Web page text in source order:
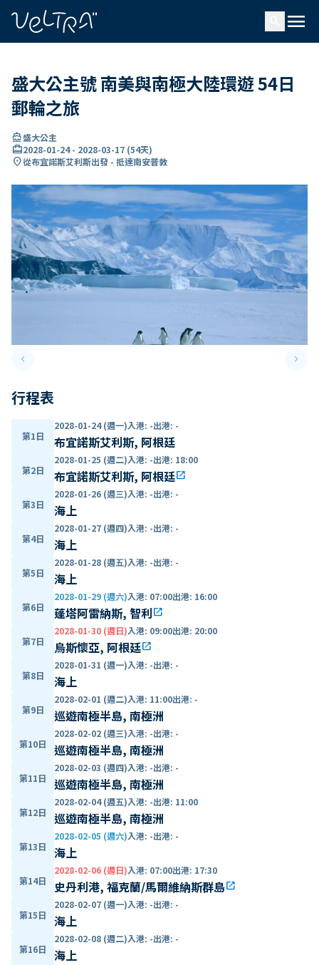
menu
盛大公主號 南美與南極大陸環遊 54日
郵輪之旅
directions_boat盛大公主
card_travel2028-01-24- 2028-03-17 (54天)
location_on從布宜諾斯艾利斯出發 - 抵達南安普敦
keyboard_arrow_leftPrevious slide keyboard_arrow_right
行程表
第1日
2028-01-24 (週一)入港: -出港: -
布宜諾斯艾利斯, 阿根廷
第2日
2028-01-25 (週二)入港: -出港: 18:00
布宜諾斯艾利斯, 阿根廷open_in_new
第3日
2028-01-26 (週三)入港: -出港: -
海上
第4日
2028-01-27 (週四)入港: -出港: -
海上
第5日
2028-01-28 (週五)入港: -出港: -
海上
第6日
2028-01-29 (週六)入港: 07:00出港: 16:00
蓬塔阿雷納斯, 智利open_in_new
第7日
2028-01-30 (週日)入港: 09:00出港: 20:00
烏斯懷亞, 阿根廷open_in_new
第8日
2028-01-31 (週一)入港: -出港: -
海上
第9日
2028-02-01 (週二)入港: 11:00出港: -
巡遊南極半島, 南極洲
第10日
2028-02-02 (週三)入港: -出港: -
巡遊南極半島, 南極洲
第11日
2028-02-03 (週四)入港: -出港: -
巡遊南極半島, 南極洲
第12日
2028-02-04 (週五)入港: -出港: 11:00
巡遊南極半島, 南極洲
第13日
2028-02-05 (週六)入港: -出港: -
海上
第14日
2028-02-06 (週日)入港: 07:00出港: 17:30
史丹利港, 福克蘭/馬爾維納斯群島open_in_new
第15日
2028-02-07 (週一)入港: -出港: -
海上
第16日
2028-02-08 (週二)入港: -出港: -
海上